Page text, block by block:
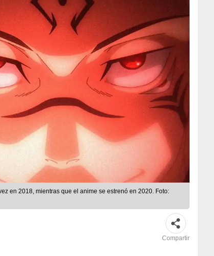
en 2018, mientras que el anime se estrenó en 2020. Foto:
Compartir